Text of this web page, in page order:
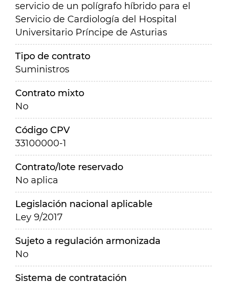
servicio de un polígrafo híbrido para el
Servicio de Cardiología del Hospital
Universitario Príncipe de Asturias
Tipo de contrato
Suministros
Contrato mixto
No
Código CPV
33100000-1
Contrato/lote reservado
No aplica
Legislación nacional aplicable
Ley 9/2017
Sujeto a regulación armonizada
No
Sistema de contratación